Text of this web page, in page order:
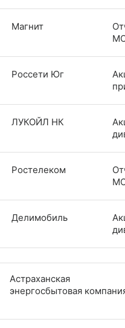
Магнит
Россети Юг
ЛУКОЙЛ НК
Ростелеком
Делимобиль
Астраханская
энергосбытовая